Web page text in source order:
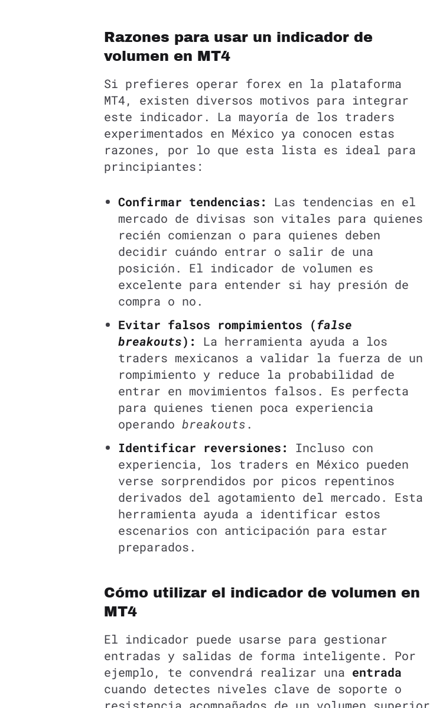
Razones para usar un indicador de
volumen en MT4
Si prefieres operar forex en la plataforma
MT4, existen diversos motivos para integrar
este indicador. La mayoría de los traders
experimentados en México ya conocen estas
razones, por lo que esta lista es ideal para
principiantes:
Confirmar tendencias:
Las tendencias en el
mercado de divisas son vitales para quienes
recién comienzan o para quienes deben
decidir cuándo entrar o salir de una
posición. El indicador de volumen es
excelente para entender si hay presión de
compra o no.
Evitar falsos rompimientos (false
breakouts):
La herramienta ayuda a los
traders mexicanos a validar la fuerza de un
rompimiento y reduce la probabilidad de
entrar en movimientos falsos. Es perfecta
para quienes tienen poca experiencia
operando breakouts .
Identificar reversiones:
Incluso con
experiencia, los traders en México pueden
verse sorprendidos por picos repentinos
derivados del agotamiento del mercado. Esta
herramienta ayuda a identificar estos
escenarios con anticipación para estar
preparados.
Cómo utilizar el indicador de volumen en
MT4
El indicador puede usarse para gestionar
entradas y salidas de forma inteligente. Por
ejemplo, te convendrá realizar una entrada
cuando detectes niveles clave de soporte o